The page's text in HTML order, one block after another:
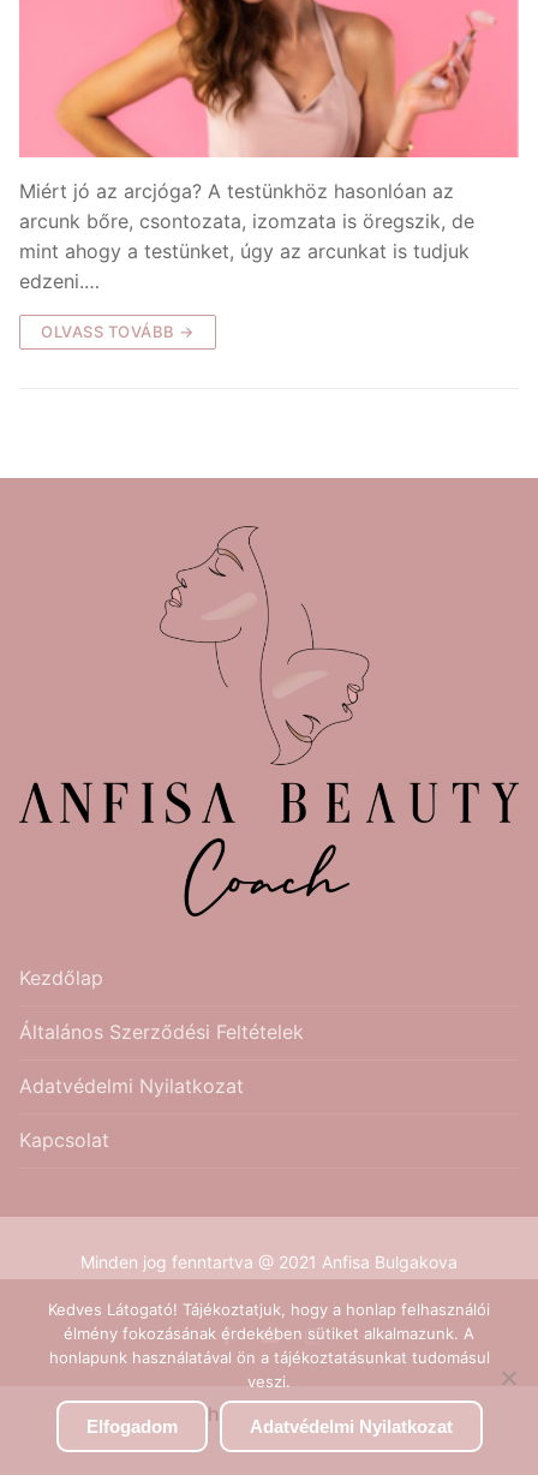
Miért jó az arcjóga? A testünkhöz hasonlóan az
arcunk bőre, csontozata, izomzata is öregszik, de
mint ahogy a testünket, úgy az arcunkat is tudjuk
edzeni.…
OLVASS TOVÁBB →
Kezdőlap
Általános Szerződési Feltételek
Adatvédelmi Nyilatkozat
Kapcsolat
Minden jog fenntartva @ 2021 Anfisa Bulgakova
English(
Kedves Látogató! Tájékoztatjuk, hogy a honlap felhasználói
élmény fokozásának érdekében sütiket alkalmazunk. A
honlapunk használatával ön a tájékoztatásunkat tudomásul
veszi.
Elfogadom Adatvédelmi Nyilatkozat